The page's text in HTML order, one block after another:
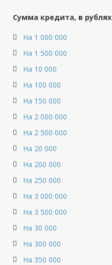
Сумма кредита, в рублях
На 1 000 000
На 1 500 000
На 10 000
На 100 000
На 150 000
На 2 000 000
На 2 500 000
На 20 000
На 200 000
На 250 000
На 3 000 000
На 3 500 000
На 30 000
На 300 000
На 350 000